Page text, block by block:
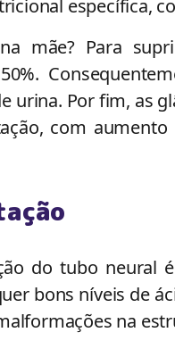
específica,
mãe? Para
urina. Por fim, as
com
do tubo neural
bons níveis de
na